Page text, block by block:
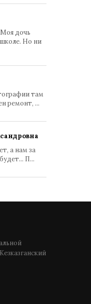
дочь
Но ни
там
ремонт, ...
а нам за
П...